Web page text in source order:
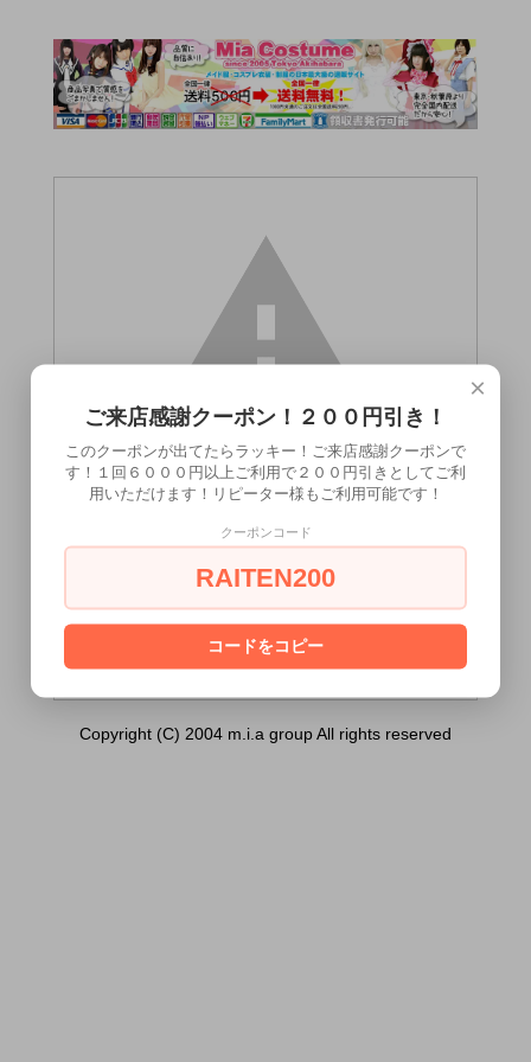
ーミーバット））は18歳未満の方には販売
[ はい ] [ いいえ ]
Copyright (C) 2004 m.i.a group All rights reserved
×
ご来店感謝クーポン！２００円引き！
このクーポンが出てたらラッキー！ご来店感謝クーポンで
す！１回６０００円以上ご利用で２００円引きとしてご利
用いただけます！リピーター様もご利用可能です！
クーポンコード
RAITEN200
コードをコピー